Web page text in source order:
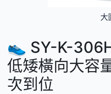
大
👟 SY-K-
低矮橫向大容
次到位